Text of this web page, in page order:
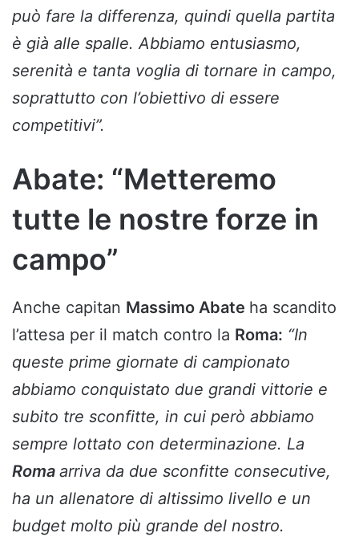
può fare la differenza, quindi quella partita
è già alle spalle. Abbiamo entusiasmo,
serenità e tanta voglia di tornare in campo,
soprattutto con l’obiettivo di essere
competitivi”.
Abate: “Metteremo
tutte le nostre forze in
campo”
Anche capitan Massimo Abate ha scandito
l’attesa per il match contro la Roma: “In
queste prime giornate di campionato
abbiamo conquistato due grandi vittorie e
subito tre sconfitte, in cui però abbiamo
sempre lottato con determinazione. La
Roma arriva da due sconfitte consecutive,
ha un allenatore di altissimo livello e un
budget molto più grande del nostro.